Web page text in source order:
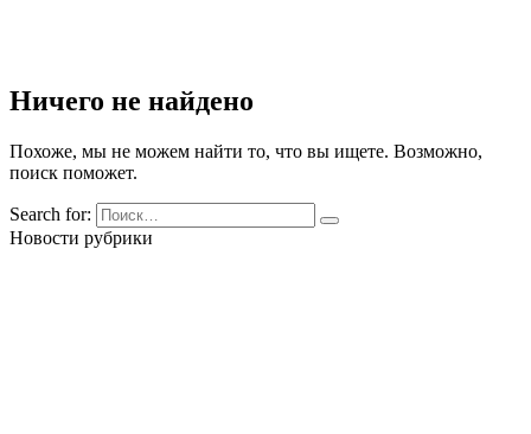
Ничего не найдено
Похоже, мы не можем найти то, что вы ищете. Возможно,
поиск поможет.
Search for:
Новости рубрики